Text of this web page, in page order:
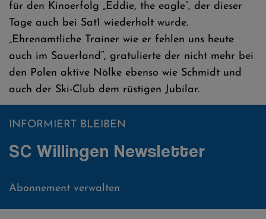
für den Kinoerfolg „Eddie, the eagle“, der dieser
Tage auch bei Sat1 wiederholt wurde.
„Ehrenamtliche Trainer wie er fehlen uns heute
auch im Sauerland“, gratulierte der nicht mehr bei
den Polen aktive Nölke ebenso wie Schmidt und
auch der Ski-Club dem rüstigen Jubilar.
INFORMIERT BLEIBEN
SC Willingen Newsletter
Abonnement verwalten